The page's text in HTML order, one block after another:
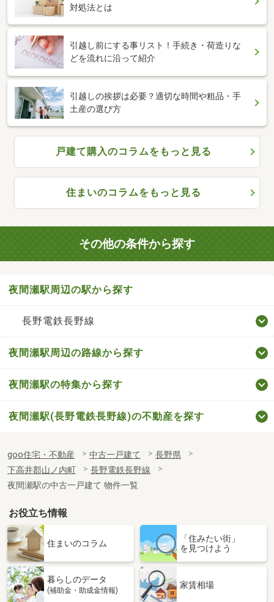
対処法とは
引越し前にする事リスト！手続き・荷造りな
どを流れに沿って紹介
引越しの挨拶は必要？適切な時間や粗品・手
土産の選び方
戸建て購入のコラムをもっと見る
住まいのコラムをもっと見る
その他の条件から探す
夜間瀬駅周辺の駅から探す
長野電鉄長野線
夜間瀬駅周辺の路線から探す
夜間瀬駅の特集から探す
夜間瀬駅(長野電鉄長野線)の不動産を探す
goo住宅・不動産 中古一戸建て
長野県
下高井郡山ノ内町
長野電鉄長野線
夜間瀬駅の中古一戸建て 物件一覧
お役立ち情報
住まいのコラム
「住みたい街」
を見つけよう
暮らしのデータ
(補助金・助成金情報)
家賃相場